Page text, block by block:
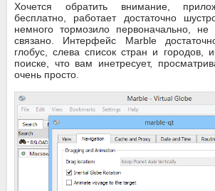
Хочется обратить внимание,
бесплатно, работает достаточно
немного тормозило первоначально,
связано. Интерфейс Marble
глобус, слева список стран и
поиске, что вам инетресует,
очень просто.